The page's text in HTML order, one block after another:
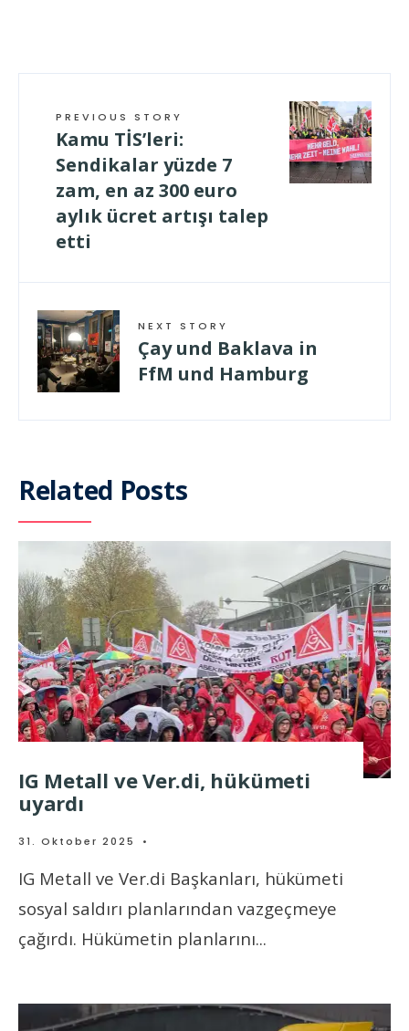
PREVIOUS STORY
Kamu TİS’leri:
Sendikalar yüzde 7
zam, en az 300 euro
aylık ücret artışı talep
etti
NEXT STORY
Çay und Baklava in
FfM und Hamburg
Related Posts
IG Metall ve Ver.di, hükümeti
uyardı
31. Oktober 2025 •
IG Metall ve Ver.di Başkanları, hükümeti
sosyal saldırı planlarından vazgeçmeye
çağırdı. Hükümetin planlarını...